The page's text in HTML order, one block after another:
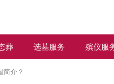
葬 选墓服务 殡仪服
介？